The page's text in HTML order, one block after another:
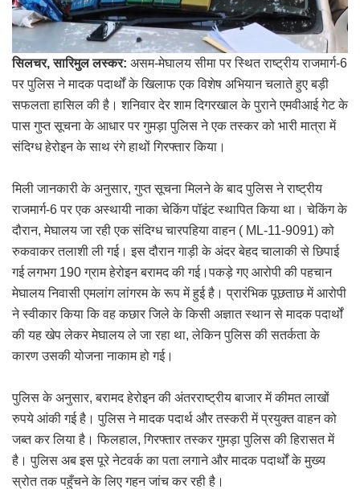
​सिलचर, सारिमुल लस्कर: असम-मेघालय सीमा पर स्थित राष्ट्रीय राजमार्ग-6
पर पुलिस ने मादक पदार्थों के खिलाफ एक विशेष अभियान चलाते हुए बड़ी
सफलता हासिल की है। शनिवार देर शाम दिगरखाल के पुराने एमवीआई गेट के
पास गुप्त सूचना के आधार पर गुमड़ा पुलिस ने एक तस्कर को भारी मात्रा में
संदिग्ध हेरोइन के साथ रंगे हाथों गिरफ्तार किया।
मिली जानकारी के अनुसार, गुप्त सूचना मिलने के बाद पुलिस ने राष्ट्रीय
राजमार्ग-6 पर एक अस्थायी नाका चेकिंग पॉइंट स्थापित किया था। चेकिंग के
दौरान, मेघालय जा रही एक संदिग्ध चारपहिया वाहन ( ML-11-9091) को
रुकवाकर तलाशी ली गई। इस दौरान गाड़ी के अंदर बेहद चालाकी से छिपाई
गई लगभग 190 ग्राम हेरोइन बरामद की गई।पकड़े गए आरोपी की पहचान
मेघालय निवासी एमलांग लांगरम के रूप में हुई है। प्रारंभिक पूछताछ में आरोपी
ने स्वीकार किया कि वह कछार जिले के किसी अज्ञात स्थान से मादक पदार्थों
की यह खेप लेकर मेघालय ले जा रहा था, लेकिन पुलिस की सतर्कता के
कारण उसकी योजना नाकाम हो गई।
पुलिस के अनुसार, बरामद हेरोइन की अंतरराष्ट्रीय बाजार में कीमत लाखों
रुपये आंकी गई है। पुलिस ने मादक पदार्थ और तस्करी में प्रयुक्त वाहन को
जब्त कर लिया है। फिलहाल, गिरफ्तार तस्कर गुमड़ा पुलिस की हिरासत में
है। पुलिस अब इस पूरे नेटवर्क का पता लगाने और मादक पदार्थों के मुख्य
स्रोत तक पहुँचने के लिए गहन जांच कर रही है।